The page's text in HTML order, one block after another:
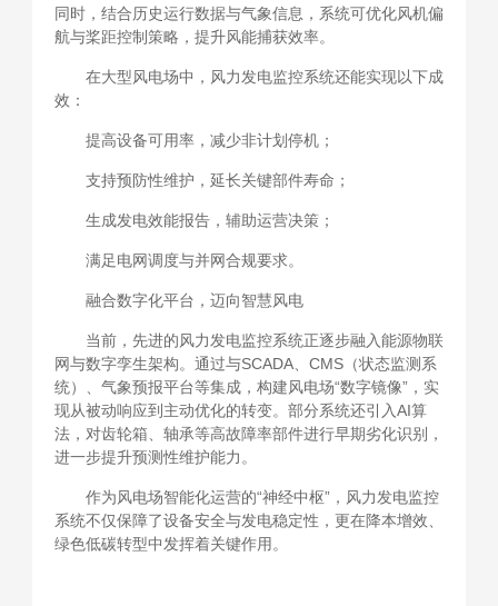
同时，结合历史运行数据与气象信息，系统可优化风机偏
航与桨距控制策略，提升风能捕获效率。
在大型风电场中，风力发电监控系统还能实现以下成
效：
提高设备可用率，减少非计划停机；
支持预防性维护，延长关键部件寿命；
生成发电效能报告，辅助运营决策；
满足电网调度与并网合规要求。
融合数字化平台，迈向智慧风电
当前，先进的风力发电监控系统正逐步融入能源物联
网与数字孪生架构。通过与SCADA、CMS（状态监测系
统）、气象预报平台等集成，构建风电场“数字镜像”，实
现从被动响应到主动优化的转变。部分系统还引入AI算
法，对齿轮箱、轴承等高故障率部件进行早期劣化识别，
进一步提升预测性维护能力。
作为风电场智能化运营的“神经中枢”，风力发电监控
系统不仅保障了设备安全与发电稳定性，更在降本增效、
绿色低碳转型中发挥着关键作用。